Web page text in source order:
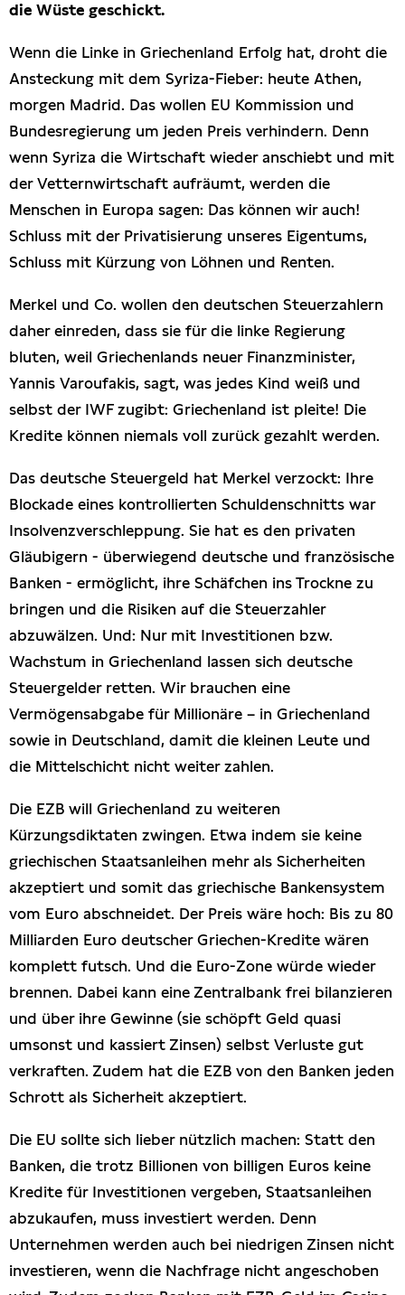
die Wüste geschickt.
Wenn die Linke in Griechenland Erfolg hat, droht die
Ansteckung mit dem Syriza-Fieber: heute Athen,
morgen Madrid. Das wollen EU Kommission und
Bundesregierung um jeden Preis verhindern. Denn
wenn Syriza die Wirtschaft wieder anschiebt und mit
der Vetternwirtschaft aufräumt, werden die
Menschen in Europa sagen: Das können wir auch!
Schluss mit der Privatisierung unseres Eigentums,
Schluss mit Kürzung von Löhnen und Renten.
Merkel und Co. wollen den deutschen Steuerzahlern
daher einreden, dass sie für die linke Regierung
bluten, weil Griechenlands neuer Finanzminister,
Yannis Varoufakis, sagt, was jedes Kind weiß und
selbst der IWF zugibt: Griechenland ist pleite! Die
Kredite können niemals voll zurück gezahlt werden.
Das deutsche Steuergeld hat Merkel verzockt: Ihre
Blockade eines kontrollierten Schuldenschnitts war
Insolvenzverschleppung. Sie hat es den privaten
Gläubigern - überwiegend deutsche und französische
Banken - ermöglicht, ihre Schäfchen ins Trockne zu
bringen und die Risiken auf die Steuerzahler
abzuwälzen. Und: Nur mit Investitionen bzw.
Wachstum in Griechenland lassen sich deutsche
Steuergelder retten. Wir brauchen eine
Vermögensabgabe für Millionäre – in Griechenland
sowie in Deutschland, damit die kleinen Leute und
die Mittelschicht nicht weiter zahlen.
Die EZB will Griechenland zu weiteren
Kürzungsdiktaten zwingen. Etwa indem sie keine
griechischen Staatsanleihen mehr als Sicherheiten
akzeptiert und somit das griechische Bankensystem
vom Euro abschneidet. Der Preis wäre hoch: Bis zu 80
Milliarden Euro deutscher Griechen-Kredite wären
komplett futsch. Und die Euro-Zone würde wieder
brennen. Dabei kann eine Zentralbank frei bilanzieren
und über ihre Gewinne (sie schöpft Geld quasi
umsonst und kassiert Zinsen) selbst Verluste gut
verkraften. Zudem hat die EZB von den Banken jeden
Schrott als Sicherheit akzeptiert.
Die EU sollte sich lieber nützlich machen: Statt den
Banken, die trotz Billionen von billigen Euros keine
Kredite für Investitionen vergeben, Staatsanleihen
abzukaufen, muss investiert werden. Denn
Unternehmen werden auch bei niedrigen Zinsen nicht
investieren, wenn die Nachfrage nicht angeschoben